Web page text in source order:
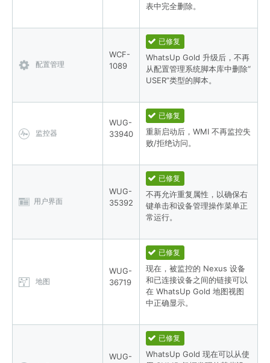
表中完全删除。
配置管理
WCF-
1089
已修复
WhatsUp Gold 升级后，不再
从配置管理系统脚本库中删除“
USER”类型的脚本。
监控器
WUG-
33940
已修复
重新启动后，WMI 不再监控失
败/拒绝访问。
用户界面
WUG-
35392
已修复
不再允许重复属性，以确保右
键单击和设备管理操作菜单正
常运行。
地图
WUG-
36719
已修复
现在，被监控的 Nexus 设备
和已连接设备之间的链接可以
在 WhatsUp Gold 地图视图
中正确显示。
WUG-
已修复
WhatsUp Gold 现在可以从使